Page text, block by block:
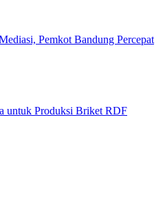
Pemkot Bandung Percepat
untuk Produksi Briket RDF